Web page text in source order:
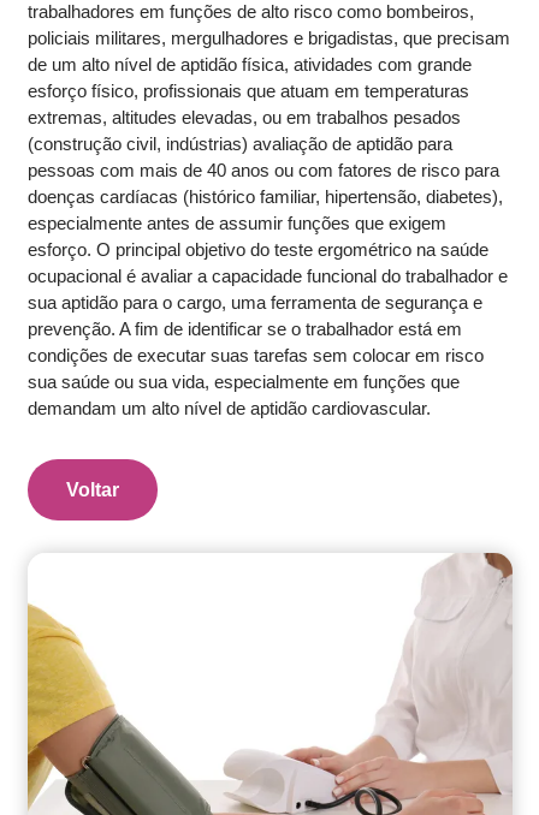
trabalhadores em funções de alto risco como bombeiros,
policiais militares, mergulhadores e brigadistas, que precisam
de um alto nível de aptidão física, atividades com grande
esforço físico, profissionais que atuam em temperaturas
extremas, altitudes elevadas, ou em trabalhos pesados
(construção civil, indústrias) avaliação de aptidão para
pessoas com mais de 40 anos ou com fatores de risco para
doenças cardíacas (histórico familiar, hipertensão, diabetes),
especialmente antes de assumir funções que exigem
esforço. O principal objetivo do teste ergométrico na saúde
ocupacional é avaliar a capacidade funcional do trabalhador e
sua aptidão para o cargo, uma ferramenta de segurança e
prevenção. A fim de identificar se o trabalhador está em
condições de executar suas tarefas sem colocar em risco
sua saúde ou sua vida, especialmente em funções que
demandam um alto nível de aptidão cardiovascular.
Voltar